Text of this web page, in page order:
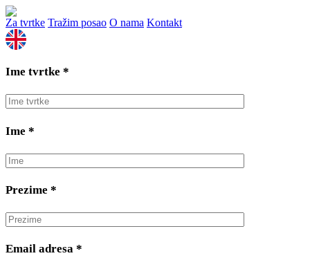
Za tvrtke Tražim posao O nama Kontakt
Ime tvrtke *
Ime *
Prezime *
Email adresa *